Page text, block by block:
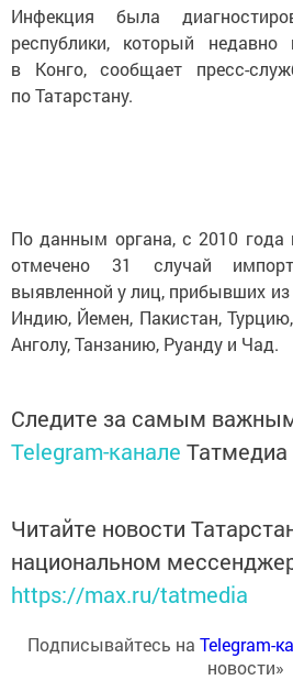
Инфекция была
республики, который недавно
в Конго, сообщает пресс-
по Татарстану.
По данным органа, с 2010 года
отмечено 31 случай
выявленной у лиц, прибывших
Индию, Йемен, Пакистан,
Анголу, Танзанию, Руанду и Чад.
Следите за самым
Telegram-канале Татмедиа
Читайте новости
национальном
https://max.ru/tatmedia
Подписывайтесь на Telegram-
новости»